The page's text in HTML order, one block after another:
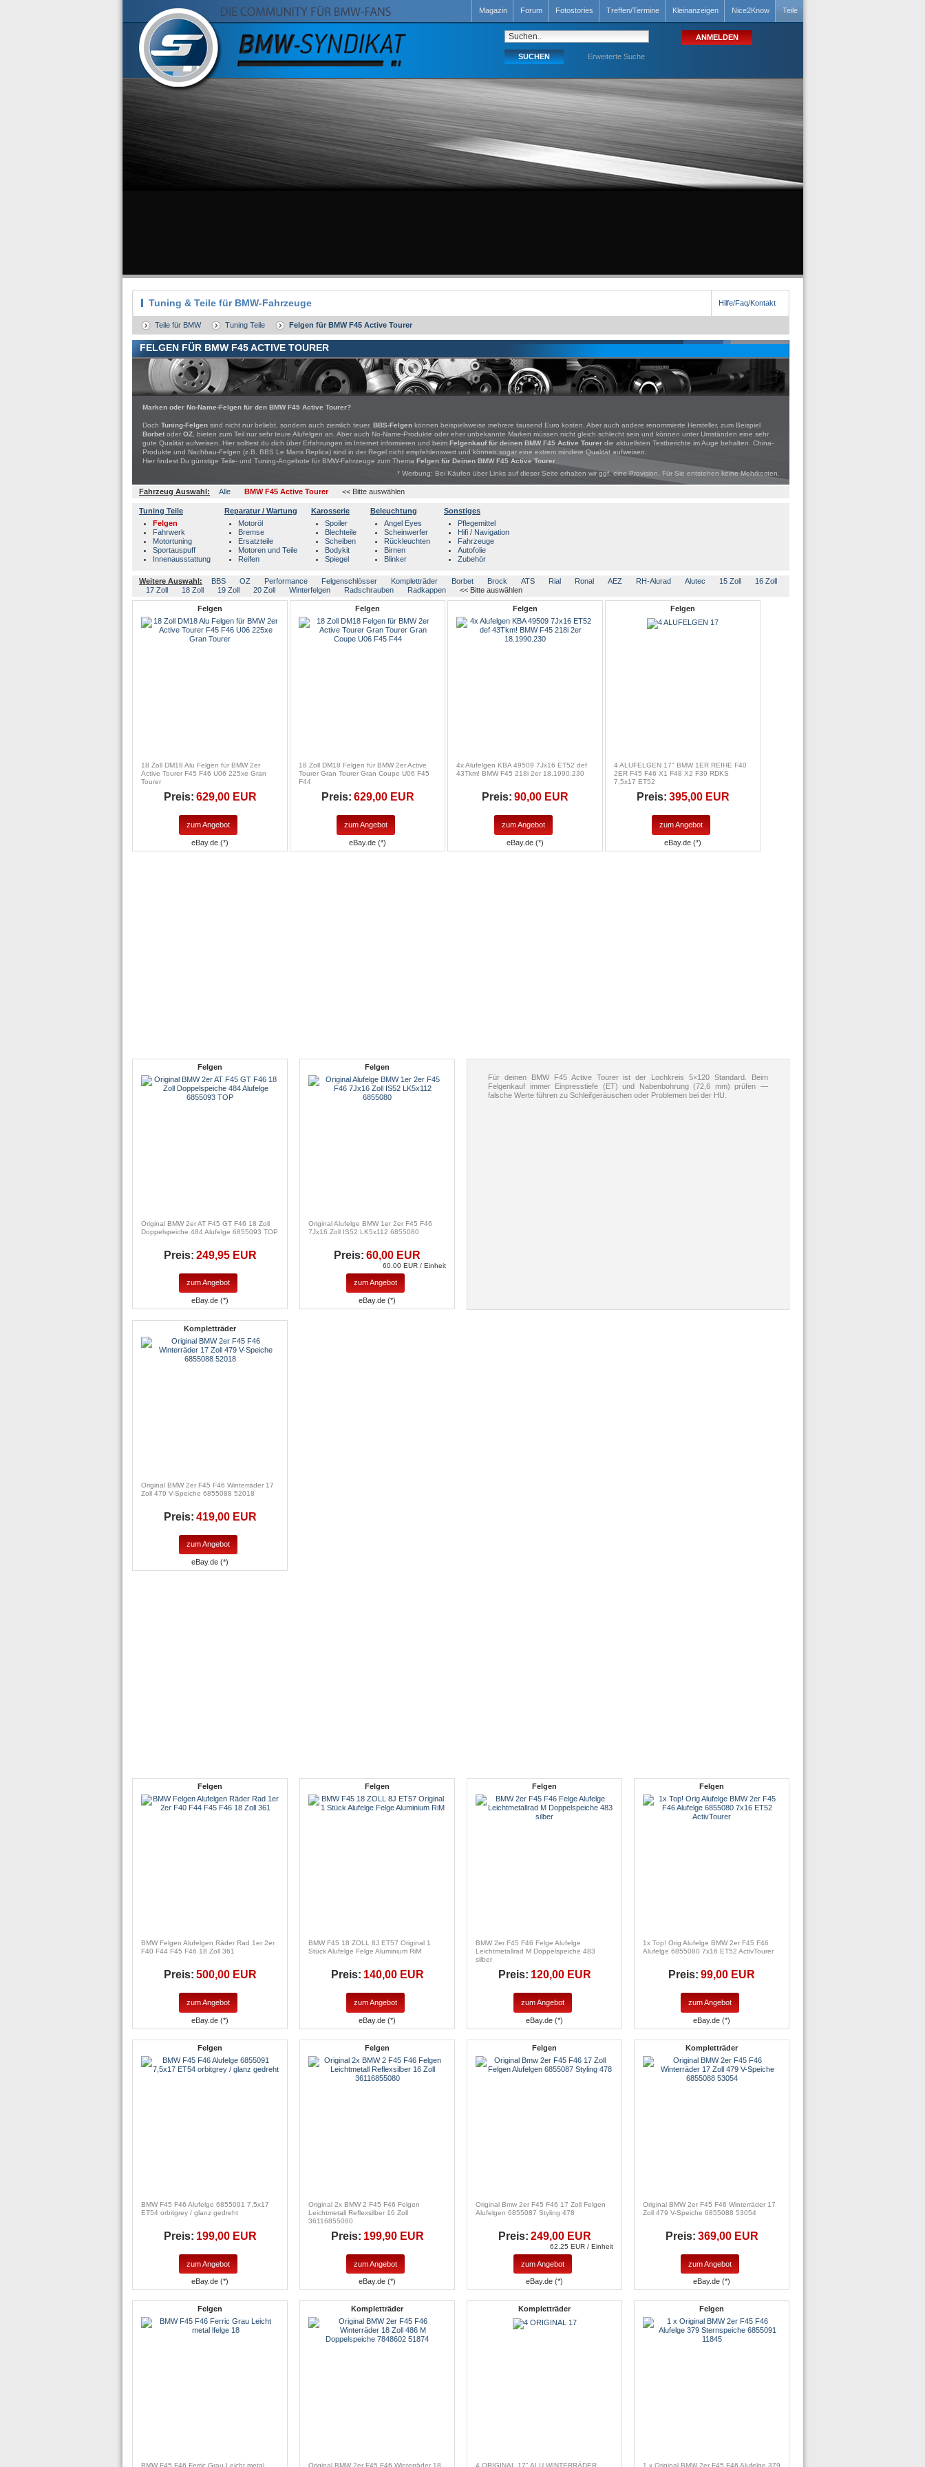
Magazin Forum Fotostories Treffen/Termine Kleinanzeigen Nice2Know Teile
Erweiterte Suche
Tuning & Teile für BMW-Fahrzeuge Hilfe/Faq/Kontakt
Teile für BMW Tuning Teile Felgen für BMW F45 Active Tourer
FELGEN FÜR BMW F45 ACTIVE TOURER
Marken oder No-Name-Felgen für den BMW F45 Active Tourer?
Doch Tuning-Felgen sind nicht nur beliebt, sondern auch ziemlich teuer. BBS-Felgen können beispielsweise mehrere tausend Euro kosten. Aber auch andere renommierte Hersteller, zum Beispiel
Borbet oder OZ , bieten zum Teil nur sehr teure Alufelgen an. Aber auch No-Name-Produkte oder eher unbekannte Marken müssen nicht gleich schlecht sein und können unter Umständen eine sehr
gute Qualität aufweisen. Hier solltest du dich über Erfahrungen im Internet informieren und beim Felgenkauf für deinen BMW F45 Active Tourer die aktuellsten Testberichte im Auge behalten. China-
Produkte und Nachbau-Felgen (z.B. BBS Le Mans Replica) sind in der Regel nicht empfehlenswert und können sogar eine extrem mindere Qualität aufweisen.
Hier findest Du günstige Teile- und Tuning-Angebote für BMW-Fahrzeuge zum Thema Felgen für Deinen BMW F45 Active Tourer
* Werbung: Bei Käufen über Links auf dieser Seite erhalten wir ggf. eine Provision. Für Sie entstehen keine Mehrkosten.
Fahrzeug Auswahl: Alle BMW F45 Active Tourer << Bitte auswählen
Tuning Teile
Felgen
Fahrwerk
Motortuning
Sportauspuff
Innenausstattung
Reparatur / Wartung
Motoröl
Bremse
Ersatzteile
Motoren und Teile
Reifen
Karosserie
Spoiler
Blechteile
Scheiben
Bodykit
Spiegel
Beleuchtung
Angel Eyes
Scheinwerfer
Rückleuchten
Birnen
Blinker
Sonstiges
Pflegemittel
Hifi / Navigation
Fahrzeuge
Autofolie
Zubehör
Weitere Auswahl: BBS OZ Performance Felgenschlösser Kompletträder Borbet Brock ATS Rial Ronal AEZ RH-Alurad Alutec 15 Zoll
16 Zoll
17 Zoll
18 Zoll 19 Zoll 20 Zoll Winterfelgen Radschrauben Radkappen << Bitte auswählen
Felgen
18 Zoll DM18 Alu Felgen für BMW 2er
Active Tourer F45 F46 U06 225xe Gran
Tourer
Preis: 629,00 EUR
zum Angebot
eBay.de (*)
Felgen
18 Zoll DM18 Felgen für BMW 2er Active
Tourer Gran Tourer Gran Coupe U06 F45
F44
Preis: 629,00 EUR
zum Angebot
eBay.de (*)
Felgen
4x Alufelgen KBA 49509 7Jx16 ET52 def
43Tkm! BMW F45 218i 2er 18.1990.230
Preis: 90,00 EUR
zum Angebot
eBay.de (*)
Felgen
4 ALUFELGEN 17" BMW 1ER REIHE F40
2ER F45 F46 X1 F48 X2 F39 RDKS
7,5x17 ET52
Preis: 395,00 EUR
zum Angebot
eBay.de (*)
Felgen
Original BMW 2er AT F45 GT F46 18 Zoll
Doppelspeiche 484 Alufelge 6855093 TOP
Preis: 249,95 EUR
zum Angebot
eBay.de (*)
Felgen
Original Alufelge BMW 1er 2er F45 F46
7Jx16 Zoll IS52 LK5x112 6855080
Preis: 60,00 EUR
60.00 EUR / Einheit
zum Angebot
eBay.de (*)
Für deinen BMW F45 Active Tourer ist der Lochkreis 5×120 Standard. Beim
Felgenkauf immer Einpresstiefe (ET) und Nabenbohrung (72,6 mm) prüfen —
falsche Werte führen zu Schleifgeräuschen oder Problemen bei der HU.
Kompletträder
Original BMW 2er F45 F46 Winterräder 17
Zoll 479 V-Speiche 6855088 52018
Preis: 419,00 EUR
zum Angebot
eBay.de (*)
Felgen
BMW Felgen Alufelgen Räder Rad 1er 2er
F40 F44 F45 F46 18 Zoll 361
Preis: 500,00 EUR
zum Angebot
eBay.de (*)
Felgen
BMW F45 18 ZOLL 8J ET57 Original 1
Stück Alufelge Felge Aluminium RiM
Preis: 140,00 EUR
zum Angebot
eBay.de (*)
Felgen
BMW 2er F45 F46 Felge Alufelge
Leichtmetallrad M Doppelspeiche 483
silber
Preis: 120,00 EUR
zum Angebot
eBay.de (*)
Felgen
1x Top! Orig Alufelge BMW 2er F45 F46
Alufelge 6855080 7x16 ET52 ActivTourer
Preis: 99,00 EUR
zum Angebot
eBay.de (*)
Felgen
BMW F45 F46 Alufelge 6855091 7,5x17
ET54 orbitgrey / glanz gedreht
Preis: 199,00 EUR
zum Angebot
eBay.de (*)
Felgen
Original 2x BMW 2 F45 F46 Felgen
Leichtmetall Reflexsilber 16 Zoll
36116855080
Preis: 199,90 EUR
zum Angebot
eBay.de (*)
Felgen
Original Bmw 2er F45 F46 17 Zoll Felgen
Alufelgen 6855087 Styling 478
Preis: 249,00 EUR
62.25 EUR / Einheit
zum Angebot
eBay.de (*)
Kompletträder
Original BMW 2er F45 F46 Winterräder 17
Zoll 479 V-Speiche 6855088 53054
Preis: 369,00 EUR
zum Angebot
eBay.de (*)
Felgen Kompletträder Kompletträder Felgen